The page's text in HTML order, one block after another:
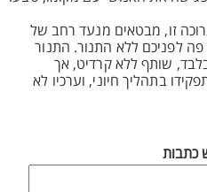
זו, מבטאים מנעד רחב של
לפניכם ללא התנור. התנור
שותף ללא קרדיט, אך
בתהליך חיוני, וערכיו לא
כתבות